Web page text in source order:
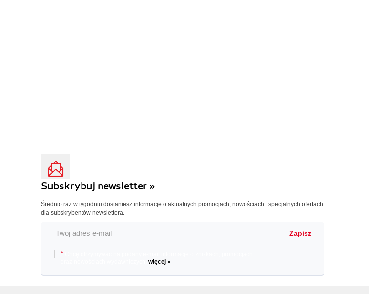
Subskrybuj newsletter »
Średnio raz w tygodniu dostaniesz informacje o aktualnych promocjach, nowościach i specjalnych ofertach
dla subskrybentów newslettera.
Zapisz
*
więcej »